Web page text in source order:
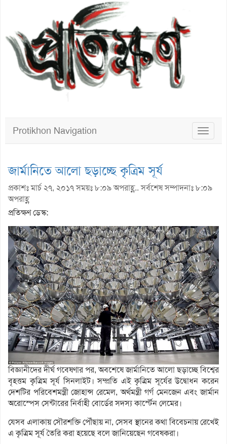
Toggle
Protikhon Navigation
জার্মানিতে আলো ছড়াচ্ছে কৃত্রিম সূর্য
প্রকাশঃ মার্চ ২৭, ২০১৭ সময়ঃ ৮:০৯ অপরাহ্ণ.. সর্বশেষ সম্পাদনাঃ ৮:০৯
অপরাহ্ণ
প্রতিক্ষণ ডেস্ক:
বিজ্ঞানীদের দীর্ঘ গবেষণার পর, অবশেষে জার্মানিতে আলো ছড়াচ্ছে বিশ্বের
বৃহত্তম কৃত্রিম সূর্য সিনলাইট। সম্প্রতি এই কৃত্রিম সূর্যের উদ্বোধন করেন
দেশটির পরিবেশমন্ত্রী জোহান্স রেমেল, অর্থমন্ত্রী গর্গ মেনজেন এবং জার্মান
অরোস্পেস সেন্টারের নির্বাহী বোর্ডের সদস্য কার্স্টেন লেমের।
যেসব এলাকায় সৌরশক্তি পৌঁছায় না, সেসব স্থানের কথা বিবেচনায় রেখেই
এ কৃত্রিম সূর্য তৈরি করা হয়েছে বলে জানিয়েছেন গবেষকরা।